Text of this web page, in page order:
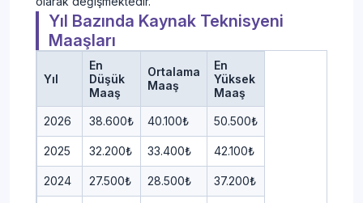
Yıl Bazında Kaynak Teknisyeni
Maaşları
Yıl
En
Düşük
Maaş
Ortalama
Maaş
En
Yüksek
Maaş
2026 38.600₺ 40.100₺ 50.500₺
2025 32.200₺ 33.400₺ 42.100₺
2024 27.500₺ 28.500₺ 37.200₺